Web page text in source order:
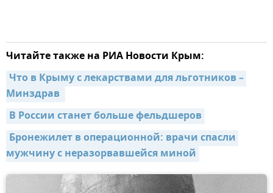
Читайте также на РИА Новости Крым:
Что в Крыму с лекарствами для льготников –
Минздрав
В России станет больше фельдшеров
Бронежилет в операционной: врачи спасли
мужчину с неразорвавшейся миной